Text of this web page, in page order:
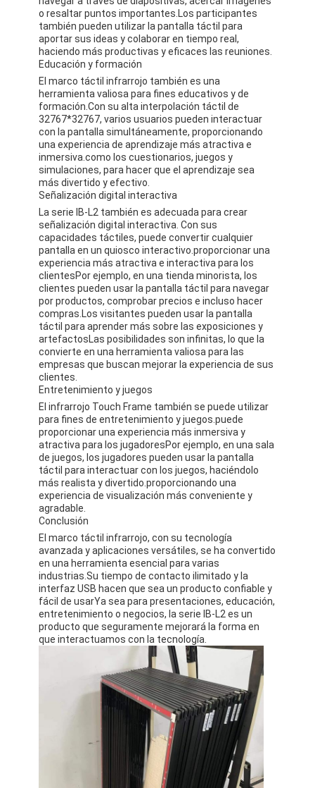
o resaltar puntos importantes.Los participantes
también pueden utilizar la pantalla táctil para
aportar sus ideas y colaborar en tiempo real,
haciendo más productivas y eficaces las reuniones.
Educación y formación
El marco táctil infrarrojo también es una
herramienta valiosa para fines educativos y de
formación.Con su alta interpolación táctil de
32767*32767, varios usuarios pueden interactuar
con la pantalla simultáneamente, proporcionando
una experiencia de aprendizaje más atractiva e
inmersiva.como los cuestionarios, juegos y
simulaciones, para hacer que el aprendizaje sea
más divertido y efectivo.
Señalización digital interactiva
La serie IB-L2 también es adecuada para crear
señalización digital interactiva. Con sus
capacidades táctiles, puede convertir cualquier
pantalla en un quiosco interactivo.proporcionar una
experiencia más atractiva e interactiva para los
clientesPor ejemplo, en una tienda minorista, los
clientes pueden usar la pantalla táctil para navegar
por productos, comprobar precios e incluso hacer
compras.Los visitantes pueden usar la pantalla
táctil para aprender más sobre las exposiciones y
artefactosLas posibilidades son infinitas, lo que la
convierte en una herramienta valiosa para las
empresas que buscan mejorar la experiencia de sus
clientes.
Entretenimiento y juegos
El infrarrojo Touch Frame también se puede utilizar
para fines de entretenimiento y juegos.puede
proporcionar una experiencia más inmersiva y
atractiva para los jugadoresPor ejemplo, en una sala
de juegos, los jugadores pueden usar la pantalla
táctil para interactuar con los juegos, haciéndolo
más realista y divertido.proporcionando una
experiencia de visualización más conveniente y
agradable.
Conclusión
El marco táctil infrarrojo, con su tecnología
avanzada y aplicaciones versátiles, se ha convertido
en una herramienta esencial para varias
industrias.Su tiempo de contacto ilimitado y la
interfaz USB hacen que sea un producto confiable y
fácil de usarYa sea para presentaciones, educación,
entretenimiento o negocios, la serie IB-L2 es un
producto que seguramente mejorará la forma en
que interactuamos con la tecnología.